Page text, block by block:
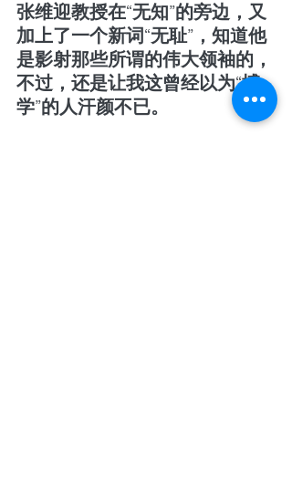
张维迎教授在“无知”的旁边，又
加上了一个新词“无耻”，知道他
是影射那些所谓的伟大领袖的，
不过，还是让我这曾经以为“博
学”的人汗颜不已。